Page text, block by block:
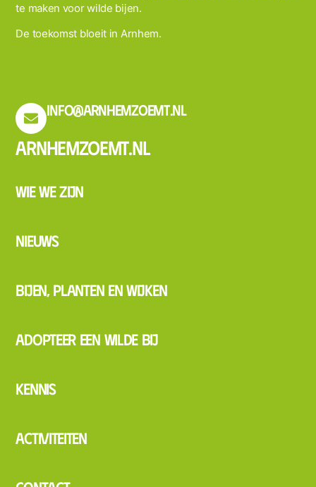
te maken voor wilde bijen.
De toekomst bloeit in Arnhem.
info@arnhemzoemt.nl
Arnhemzoemt.nl
Wie we zijn
Nieuws
Bijen, planten en wijken
Adopteer een wilde bij
Kennis
Activiteiten